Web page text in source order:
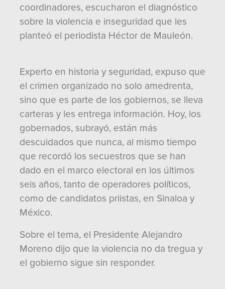
coordinadores, escucharon el diagnóstico
sobre la violencia e inseguridad que les
planteó el periodista Héctor de Mauleón.
Experto en historia y seguridad, expuso que
el crimen organizado no solo amedrenta,
sino que es parte de los gobiernos, se lleva
carteras y les entrega información. Hoy, los
gobernados, subrayó, están más
descuidados que nunca, al mismo tiempo
que recordó los secuestros que se han
dado en el marco electoral en los últimos
seis años, tanto de operadores políticos,
como de candidatos priistas, en Sinaloa y
México.
Sobre el tema, el Presidente Alejandro
Moreno dijo que la violencia no da tregua y
el gobierno sigue sin responder.